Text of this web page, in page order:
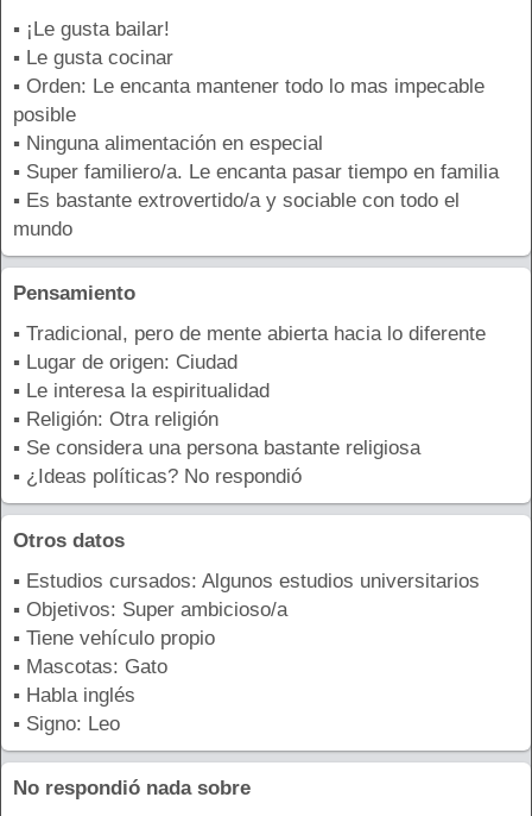
▪ ¡Le gusta bailar!
▪ Le gusta cocinar
▪ Orden: Le encanta mantener todo lo mas impecable
posible
▪ Ninguna alimentación en especial
▪ Super familiero/a. Le encanta pasar tiempo en familia
▪ Es bastante extrovertido/a y sociable con todo el
mundo
Pensamiento
▪ Tradicional, pero de mente abierta hacia lo diferente
▪ Lugar de origen: Ciudad
▪ Le interesa la espiritualidad
▪ Religión: Otra religión
▪ Se considera una persona bastante religiosa
▪ ¿Ideas políticas? No respondió
Otros datos
▪ Estudios cursados: Algunos estudios universitarios
▪ Objetivos: Super ambicioso/a
▪ Tiene vehículo propio
▪ Mascotas: Gato
▪ Habla inglés
▪ Signo: Leo
No respondió nada sobre